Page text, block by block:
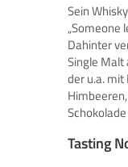
Sein
„Someone
Dahinter
Single Malt
der u.a.
Tasting